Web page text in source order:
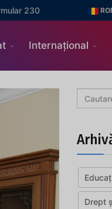
230
Internațional
Drept